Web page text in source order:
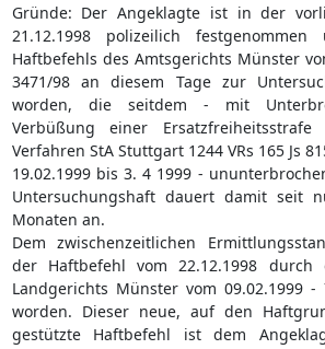
Gründe: Der Angeklagte ist in der
21.12.1998 polizeilich
Haftbefehls des Amtsgerichts Münster
3471/98 an diesem Tage zur
worden, die seitdem - mit
Verbüßung einer
Verfahren StA Stuttgart 1244 VRs 165 Js
19.02.1999 bis 3. 4 1999 -
Untersuchungshaft dauert damit seit
Monaten an.
Dem zwischenzeitlichen
der Haftbefehl vom 22.12.1998 durch
Landgerichts Münster vom 09.02.1999
worden. Dieser neue, auf den
gestützte Haftbefehl ist dem